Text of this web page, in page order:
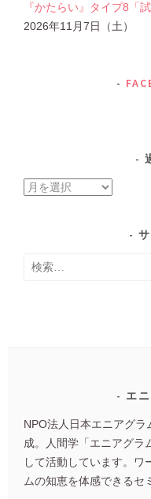
『かたらい』タイプ8「
2026年11月7日（土）
過
事
検
エ
NPO法人日本エニアグ
成。人間学「エニアグラ
して活動しています。ワ
ムの知恵を体感できるセ